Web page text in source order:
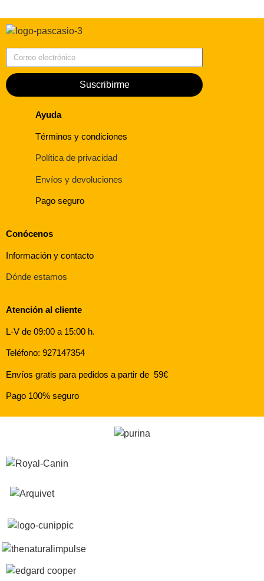
Suscribirme
Ayuda
Términos y condiciones
Política de privacidad
Envíos y devoluciones
Pago seguro
Conócenos
Información y contacto
Dónde estamos
Atención al cliente
L-V de 09:00 a 15:00 h.
Teléfono: 927147354
Envíos gratis para pedidos a partir de 59€
Pago 100% seguro